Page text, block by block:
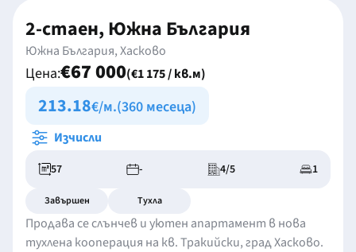
2-стаен, Южна България
Южна България, Хасково
Цена:€67 000(€1 175 / кв.м)
213.18€/м.(360 месеца)
Изчисли
57 - 4/5 1
Завършен Тухла
Продава се слънчев и уютен апартамент в нова
тухлена кооперация на кв. Тракийски, град Хасково.